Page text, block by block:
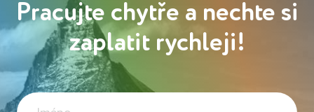
Pracujte chytře a nechte si
zaplatit rychleji!